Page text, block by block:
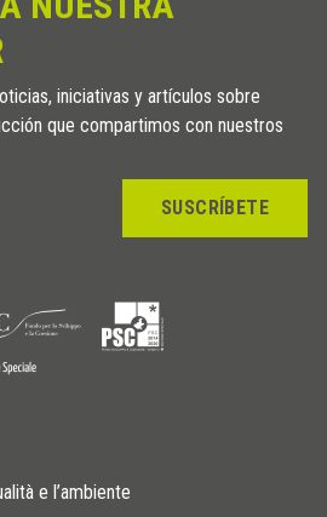
iniciativas y artículos sobre
que compartimos con nuestros
SUSCRÍBETE
e l’ambiente